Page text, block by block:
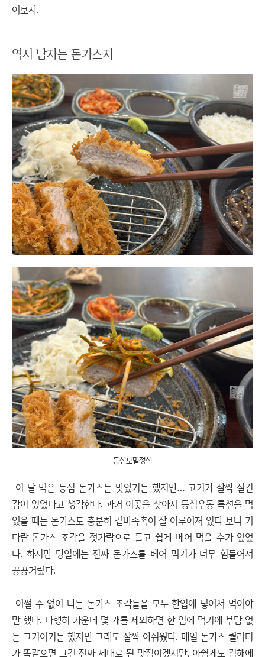
어보자.
역시 남자는 돈가스지
등심모밀정식
이 날 먹은 등심 돈가스는 맛있기는 했지만… 고기가 살짝 질긴
감이 있었다고 생각한다. 과거 이곳을 찾아서 등심우동 특선을 먹
었을 때는 돈가스도 충분히 겉바속촉이 잘 이루어져 있다 보니 커
다란 돈가스 조각을 젓가락으로 들고 쉽게 베어 먹을 수가 있었
다. 하지만 당일에는 진짜 돈가스를 베어 먹기가 너무 힘들어서
끙끙거렸다.
어쩔 수 없이 나는 돈가스 조각들을 모두 한입에 넣어서 먹어야
만 했다. 다행히 가운데 몇 개를 제외하면 한 입에 먹기에 부담 없
는 크기이기는 했지만 그래도 살짝 아쉬웠다. 매일 돈가스 퀄리티
가 똑같으면 그건 진짜 제대로 된 맛집이겠지만, 아쉽게도 김해에